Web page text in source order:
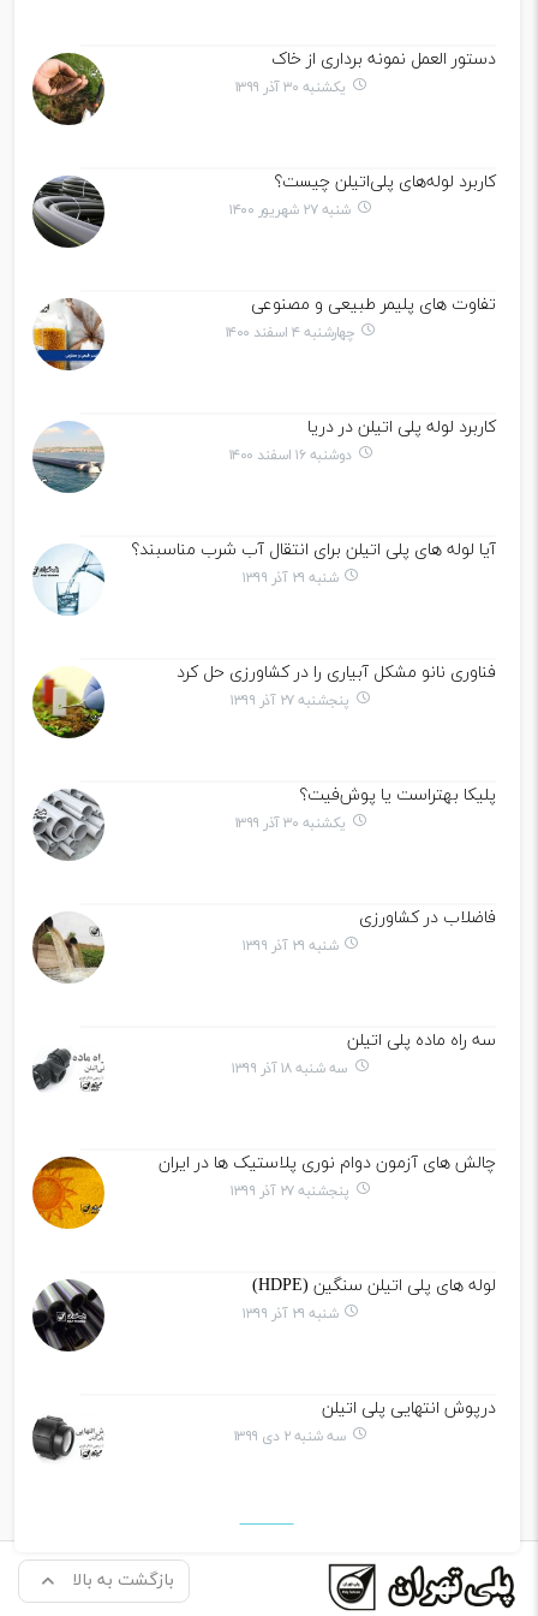
دستور العمل نمونه برداری از خاک
یکشنبه ۳۰ آذر ۱۳۹۹
کاربرد لوله‌های پلی‌اتیلن چیست؟
شنبه ۲۷ شهریور ۱۴۰۰
تفاوت های پلیمر طبیعی و مصنوعی
چهارشنبه ۴ اسفند ۱۴۰۰
کاربرد لوله پلی اتیلن در دریا
دوشنبه ۱۶ اسفند ۱۴۰۰
آیا لوله های پلی اتیلن برای انتقال آب شرب مناسبند؟
شنبه ۲۹ آذر ۱۳۹۹
فناوری نانو مشکل آبیاری را در کشاورزی حل کرد
پنجشنبه ۲۷ آذر ۱۳۹۹
پلیکا بهتراست یا پوش‌فیت؟
یکشنبه ۳۰ آذر ۱۳۹۹
فاضلاب در کشاورزی
شنبه ۲۹ آذر ۱۳۹۹
سه راه ماده پلی اتیلن
سه شنبه ۱۸ آذر ۱۳۹۹
چالش های آزمون دوام نوری پلاستیک ها در ایران
پنجشنبه ۲۷ آذر ۱۳۹۹
لوله های پلی اتیلن سنگین (HDPE)
شنبه ۲۹ آذر ۱۳۹۹
درپوش انتهایی پلی اتیلن
سه شنبه ۲ دی ۱۳۹۹
بازگشت به بالا